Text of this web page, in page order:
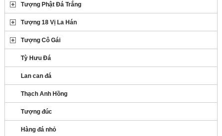
Tượng Phật Đá Trắng
Tượng 18 Vị La Hán
Tượng Cô Gái
Tỳ Hưu Đá
Lan can đá
Thạch Anh Hồng
Tượng đúc
Hàng đá nhỏ